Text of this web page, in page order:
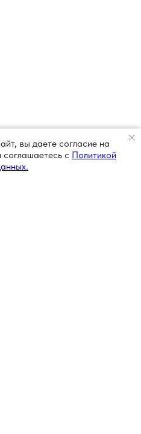
вы даете согласие на
с Политикой